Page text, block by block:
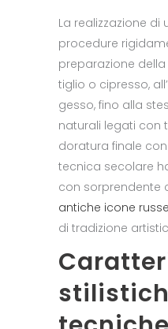
La realizzazione di
procedure
preparazione
tiglio o cipresso,
gesso, fino alla
naturali legati con
doratura finale con
tecnica secolare
con sorprendente
antiche icone russe
di tradizione